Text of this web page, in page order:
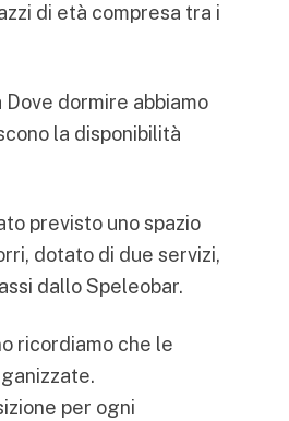
di età compresa tra i
Dove dormire abbiamo
la disponibilità
previsto uno spazio
dotato di due servizi,
dallo Speleobar.
ricordiamo che le
per ogni